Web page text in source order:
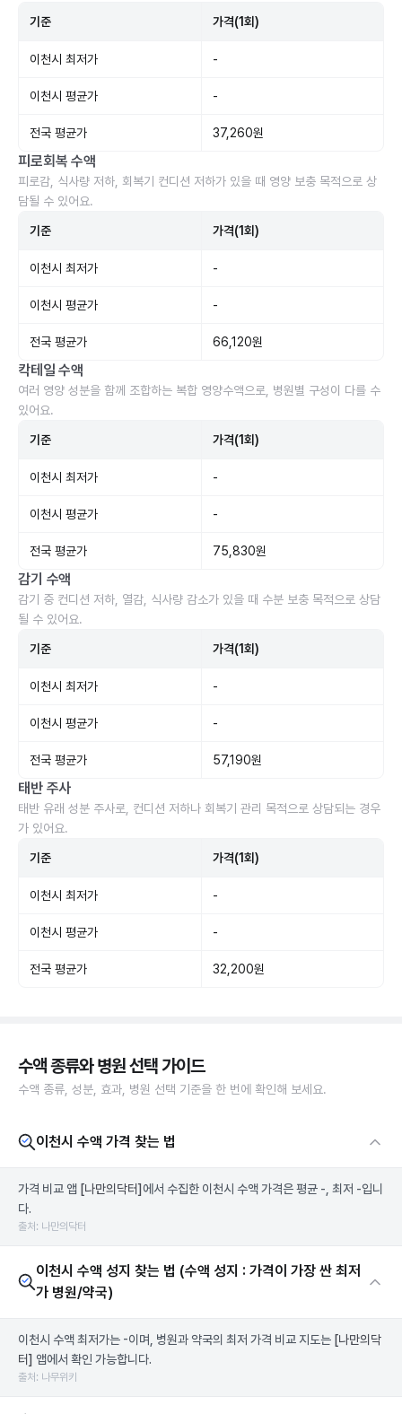
기준 가격(1회)
이천시 최저가 -
이천시 평균가 -
전국 평균가 37,260원
피로회복 수액
피로감, 식사량 저하, 회복기 컨디션 저하가 있을 때 영양 보충 목적으로 상
담될 수 있어요.
기준 가격(1회)
이천시 최저가 -
이천시 평균가 -
전국 평균가 66,120원
칵테일 수액
여러 영양 성분을 함께 조합하는 복합 영양수액으로, 병원별 구성이 다를 수
있어요.
기준 가격(1회)
이천시 최저가 -
이천시 평균가 -
전국 평균가 75,830원
감기 수액
감기 중 컨디션 저하, 열감, 식사량 감소가 있을 때 수분 보충 목적으로 상담
될 수 있어요.
기준 가격(1회)
이천시 최저가 -
이천시 평균가 -
전국 평균가 57,190원
태반 주사
태반 유래 성분 주사로, 컨디션 저하나 회복기 관리 목적으로 상담되는 경우
가 있어요.
기준 가격(1회)
이천시 최저가 -
이천시 평균가 -
전국 평균가 32,200원
수액 종류와 병원 선택 가이드
수액 종류, 성분, 효과, 병원 선택 기준을 한 번에 확인해 보세요.
이천시 수액 가격 찾는 법
가격 비교 앱 [나만의닥터] 에서 수집한 이천시 수액 가격은 평균 -, 최저 -입니
다.
출처: 나만의닥터
이천시 수액 성지 찾는 법 (수액 성지 : 가격이 가장 싼 최저
가 병원/약국)
이천시 수액 최저가는 -이며, 병원과 약국의 최저 가격 비교 지도는 [나만의닥
터] 앱에서 확인 가능합니다.
출처: 나무위키